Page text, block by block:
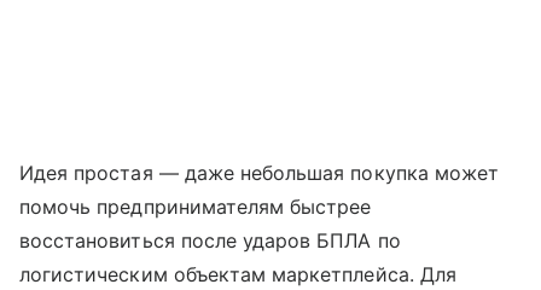
Идея простая — даже небольшая покупка может
помочь предпринимателям быстрее
восстановиться после ударов БПЛА по
логистическим объектам маркетплейса. Для